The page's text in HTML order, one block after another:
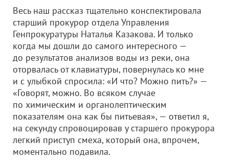
Весь наш рассказ тщательно конспектировала
старший прокурор отдела Управления
Генпрокуратуры Наталья Казакова. И только
когда мы дошли до самого интересного —
до результатов анализов воды из реки, она
оторвалась от клавиатуры, повернулась ко мне
и с улыбкой спросила: «И что? Можно пить?» —
«Говорят, можно. Во всяком случае
по химическим и органолептическим
показателям она как бы питьевая», — ответил я,
на секунду спровоцировав у старшего прокурора
легкий приступ смеха, который она, впрочем,
моментально подавила.